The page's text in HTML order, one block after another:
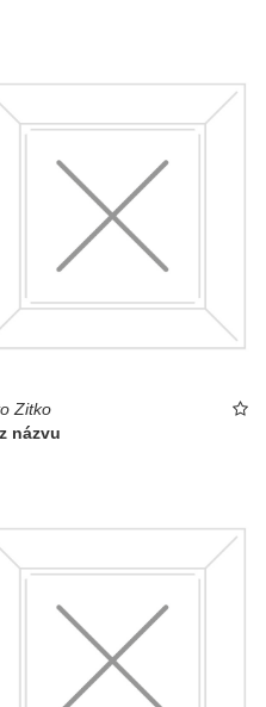
Zitko
názvu